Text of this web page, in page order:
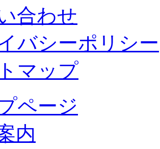
合わせ
バシーポリシー
マップ
ページ
内